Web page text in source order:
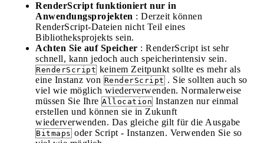
RenderScript funktioniert nur in
Anwendungsprojekten : Derzeit können
RenderScript-Dateien nicht Teil eines
Bibliotheksprojekts sein.
Achten Sie auf Speicher : RenderScript ist sehr
schnell, kann jedoch auch speicherintensiv sein.
RenderScript keinem Zeitpunkt sollte es mehr als
eine Instanz von RenderScript . Sie sollten auch so
viel wie möglich wiederverwenden. Normalerweise
müssen Sie Ihre Allocation Instanzen nur einmal
erstellen und können sie in Zukunft
wiederverwenden. Das gleiche gilt für die Ausgabe
Bitmaps oder Script - Instanzen. Verwenden Sie so